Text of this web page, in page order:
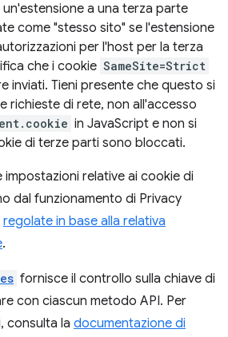
a una terza parte
come "stesso sito" se l'estensione
per l'host per la terza
che i cookie SameSite=Strict
inviati. Tieni presente che questo si
richieste di rete, non all'accesso
in JavaScript e non si
di terze parti sono bloccati.
impostazioni relative ai cookie di
dal funzionamento di Privacy
regolate in base alla relativa
.
fornisce il controllo sulla chiave di
con ciascun metodo API. Per
consulta la documentazione di